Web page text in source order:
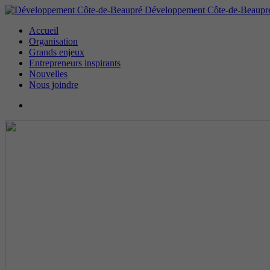
Développement Côte-de-
Accueil
Organisation
Grands enjeux
Entrepreneurs inspirants
Nouvelles
Nous joindre